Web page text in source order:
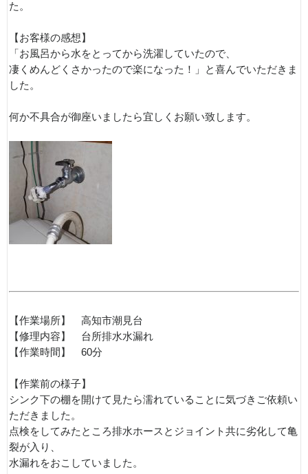
た。
【お客様の感想】
「お風呂から水をとってから洗濯していたので、
凄くめんどくさかったので楽になった！」と喜んでいただきま
した。
何か不具合が御座いましたら宜しくお願い致します。
【作業場所】 高知市潮見台
【修理内容】 台所排水水漏れ
【作業時間】 60分
【作業前の様子】
シンク下の棚を開けて見たら濡れていることに気づきご依頼い
ただきました。
点検をしてみたところ排水ホースとジョイント共に劣化して亀
裂が入り、
水漏れをおこしていました。